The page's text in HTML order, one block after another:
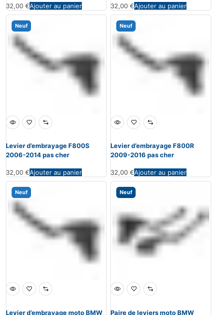
32,00 €Ajouter au panier 32,00 €Ajouter au panier
Neuf
Levier d’embrayage F800S
2006-2014 pas cher
32,00 €Ajouter au panier
Neuf
Levier d’embrayage F800R
2009-2016 pas cher
32,00 €Ajouter au panier
Neuf
Levier d’embrayage moto BMW
Neuf
Paire de leviers moto BMW